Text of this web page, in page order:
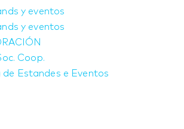
y eventos
y eventos
Coop.
de Estandes e Eventos